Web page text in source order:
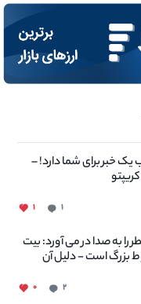
یک خبر برای شما دارد! –
۱ ۱
به صدا در می آورد: بیت
بزرگ است - دلیل آن
۲ ۰